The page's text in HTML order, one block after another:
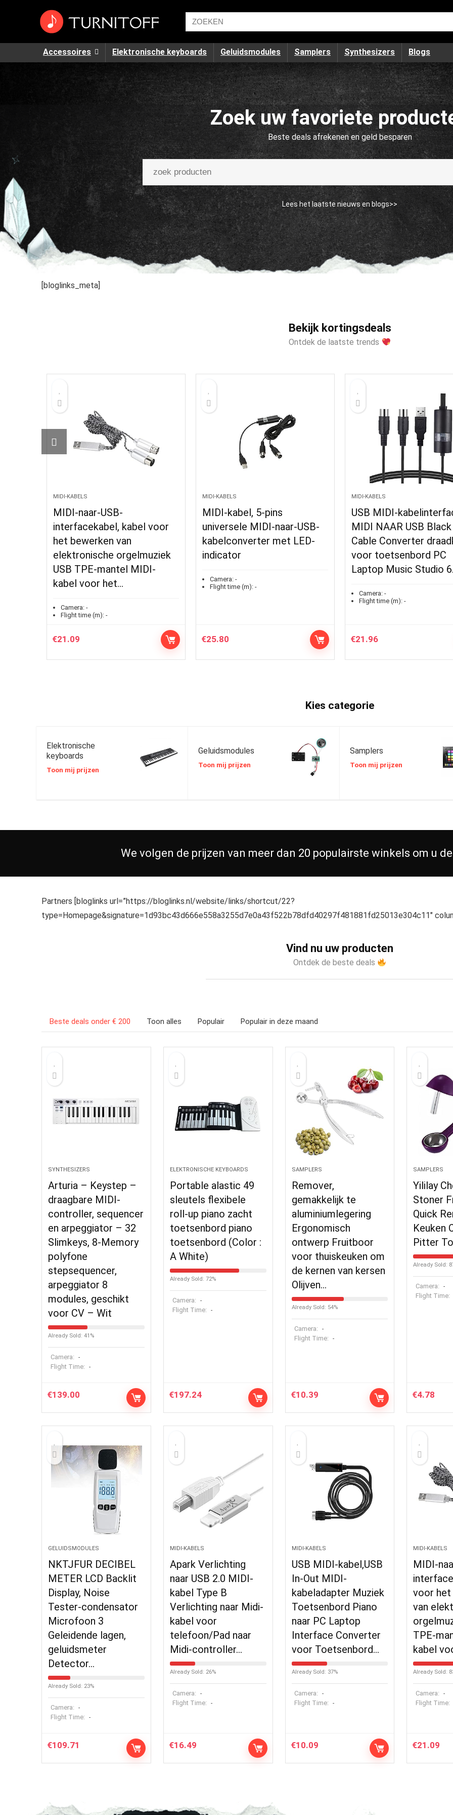
Accessoires Elektronische keyboards Geluidsmodules Samplers Synthesizers Blogs
Zoek uw favoriete
Beste deals afrekenen en geld besparen
Lees het laatste nieuws en blogs>>
[bloglinks_meta]
Bekijk kortingsdeals
Ontdek de laatste trends
MIDI-KABELS
MIDI-kabel, 5-pins
universele MIDI-naar-USB-
kabelconverter met LED-
indicator
Camera:
Flight time (m):-
€25.80
MIDI-KABELS
USB MIDI-kabelinterface
MIDI NAAR USB Black
Cable Converter draadkabel
voor toetsenbord PC
€21.96
MIDI-KABELS
3,5 mm USB-kabel,
inzetbaar USB-
interfacekabel
verbinding
Corrosiebestendig
€20.99
Kies categorie
Elektronische
keyboards
Toon mij prijzen
Geluidsmodules
Toon mij prijzen
Samplers
Toon mij prijzen
We volgen de prijzen van meer dan 20 populairste winkels om u
Partners [bloglinks url=”https://bloglinks.nl/website/links/shortcut/22?
type=Homepage&signature=1d93bc43d666e558a3255d7e0a43f522b78dfd40297f481881fd25013e304c11″
Vind nu uw producten
Ontdek de beste deals
Beste deals onder € 200 Toon alles Populair Populair in deze maand
SYNTHESIZERS
Arturia – Keystep –
draagbare MIDI-
controller, sequencer
en arpeggiator – 32
Slimkeys, 8-Memory
polyfone
stepsequencer,
arpeggiator 8
modules, geschikt
voor CV – Wit
Already Sold: 41%
Camera: -
Flight Time: -
€139.00
ELEKTRONISCHE KEYBOARDS
Portable alastic 49
sleutels flexibele
roll-up piano zacht
toetsenbord piano
toetsenbord (Color :
A White)
Already Sold: 72%
Camera: -
Flight Time: -
€197.24
SAMPLERS
Remover,
gemakkelijk te
aluminiumlegering
Ergonomisch
ontwerp Fruitboor
voor thuiskeuken om
de kernen van kersen
Olijven…
Already Sold: 54%
Camera: -
Flight Time: -
€10.39
SAMPLERS
Yililay
Stoner
Quick
Keuken
Pitter
Already Sold:
Camera: -
Flight Time:
€4.78
GELUIDSMODULES
NKTJFUR DECIBEL
METER LCD Backlit
Display, Noise
Tester-condensator
Microfoon 3
Geleidende lagen,
geluidsmeter
Detector…
Already Sold: 23%
Camera: -
Flight Time: -
€109.71
MIDI-KABELS
Apark Verlichting
naar USB 2.0 MIDI-
kabel Type B
Verlichting naar Midi-
kabel voor
telefoon/Pad naar
Midi-controller…
Already Sold: 26%
Camera: -
Flight Time: -
€16.49
MIDI-KABELS
USB MIDI-kabel,USB
In-Out MIDI-
kabeladapter Muziek
Toetsenbord Piano
naar PC Laptop
Interface Converter
voor Toetsenbord…
Already Sold: 37%
Camera: -
Flight Time: -
€10.09
MIDI-KABELS
MIDI-
voor het
van
TPE-
kabel
Already Sold:
Camera: -
Flight Time:
€21.09